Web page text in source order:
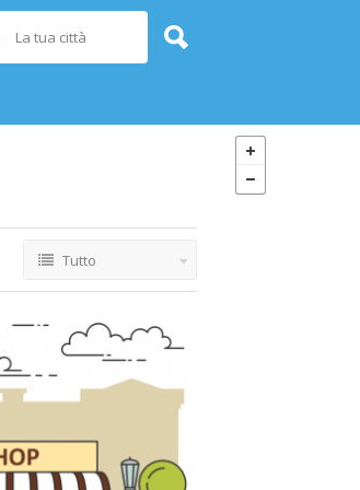
La tua città
Tutto